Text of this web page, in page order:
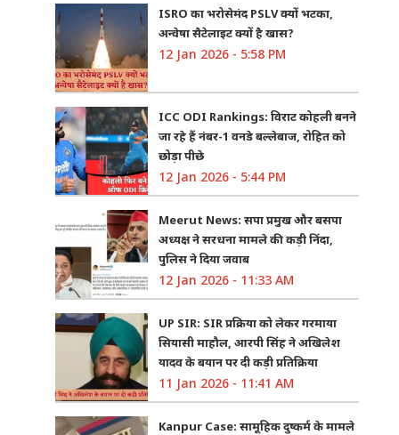
ISRO का भरोसेमंद PSLV क्यों भटका,
अन्वेषा सैटेलाइट क्यों है खास?
12 Jan 2026 - 5:58 PM
ICC ODI Rankings: विराट कोहली बनने
जा रहे हैं नंबर-1 वनडे बल्लेबाज, रोहित को
छोड़ा पीछे
12 Jan 2026 - 5:44 PM
Meerut News: सपा प्रमुख और बसपा
अध्यक्ष ने सरधना मामले की कड़ी निंदा,
पुलिस ने दिया जवाब
12 Jan 2026 - 11:33 AM
UP SIR: SIR प्रक्रिया को लेकर गरमाया
सियासी माहौल, आरपी सिंह ने अखिलेश
यादव के बयान पर दी कड़ी प्रतिक्रिया
11 Jan 2026 - 11:41 AM
Kanpur Case: सामूहिक दुष्कर्म के मामले